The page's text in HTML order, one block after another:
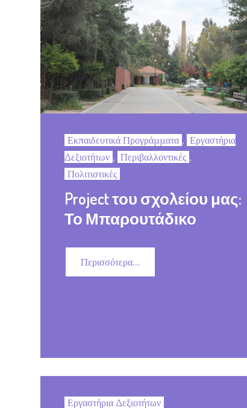
Εκπαιδευτικά Προγράμματα , Εργαστήρια
Δεξιοτήτων , Περιβαλλοντικές ,
Πολιτιστικές
Project του σχολείου μας:
Το Μπαρουτάδικο
Περισσότερα...
Εργαστήρια Δεξιοτήτων